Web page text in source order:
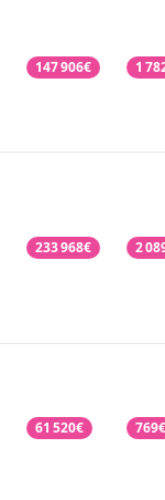
147 906€ 1
233 968€ 2
61 520€ 769€